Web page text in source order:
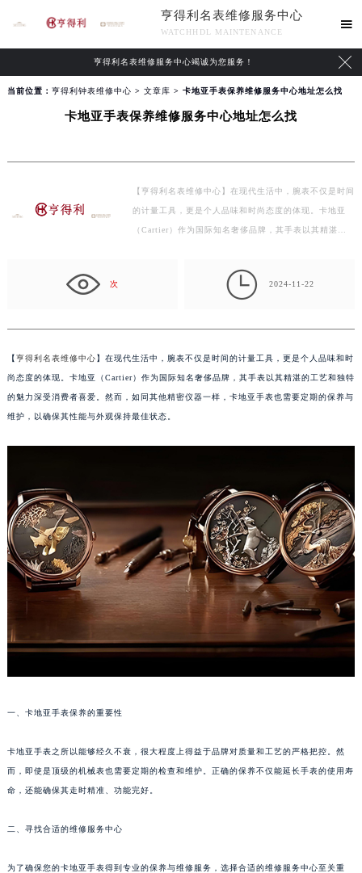
亨得利名表维修服务中心
WATCHHDL MAINTENANCE

亨得利名表维修服务中心竭诚为您服务！ 
当前位置： 亨得利钟表维修中心 > 文章库 > 卡地亚手表保养维修服务中心地址怎么找
卡地亚手表保养维修服务中心地址怎么找
【亨得利名表维修中心】在现代生活中，腕表不仅是时间
的计量工具，更是个人品味和时尚态度的体现。卡地亚
（Cartier）作为国际知名奢侈品牌，其手表以其精湛的
次  2024-11-22
【亨得利名表维修中心】在现代生活中，腕表不仅是时间的计量工具，更是个人品味和时
尚态度的体现。卡地亚（Cartier）作为国际知名奢侈品牌，其手表以其精湛的工艺和独特
的魅力深受消费者喜爱。然而，如同其他精密仪器一样，卡地亚手表也需要定期的保养与
维护，以确保其性能与外观保持最佳状态。
一、卡地亚手表保养的重要性
卡地亚手表之所以能够经久不衰，很大程度上得益于品牌对质量和工艺的严格把控。然
而，即使是顶级的机械表也需要定期的检查和维护。正确的保养不仅能延长手表的使用寿
命，还能确保其走时精准、功能完好。
二、寻找合适的维修服务中心
为了确保您的卡地亚手表得到专业的保养与维修服务，选择合适的维修服务中心至关重